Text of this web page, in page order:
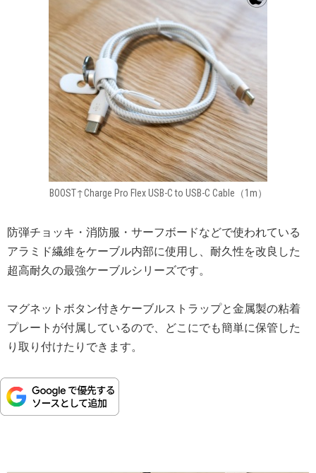
BOOST↑Charge Pro Flex USB-C to USB-C Cable（1m）
防弾チョッキ・消防服・サーフボードなどで使われている
アラミド繊維をケーブル内部に使用し、耐久性を改良した
超高耐久の最強ケーブルシリーズです。
マグネットボタン付きケーブルストラップと金属製の粘着
プレートが付属しているので、どこにでも簡単に保管した
り取り付けたりできます。